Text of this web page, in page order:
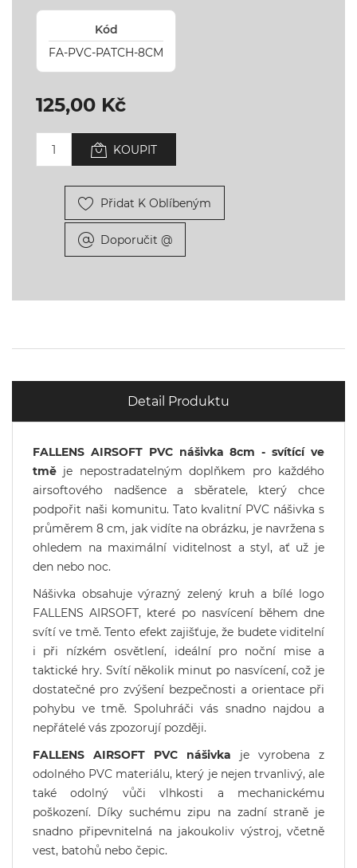
Kód
FA-PVC-PATCH-8CM
125,00 Kč
KOUPIT
Přidat K Oblíbeným
Doporučit @
Detail Produktu
FALLENS AIRSOFT PVC nášivka 8cm - svítící ve
tmě je nepostradatelným doplňkem pro každého
airsoftového nadšence a sběratele, který chce
podpořit naši komunitu. Tato kvalitní PVC nášivka s
průměrem 8 cm, jak vidíte na obrázku, je navržena s
ohledem na maximální viditelnost a styl, ať už je
den nebo noc.
Nášivka obsahuje výrazný zelený kruh a bílé logo
FALLENS AIRSOFT, které po nasvícení během dne
svítí ve tmě. Tento efekt zajišťuje, že budete viditelní
i při nízkém osvětlení, ideální pro noční mise a
taktické hry. Svítí několik minut po nasvícení, což je
dostatečné pro zvýšení bezpečnosti a orientace při
pohybu ve tmě. Spoluhráči vás snadno najdou a
nepřátelé vás zpozorují později.
FALLENS AIRSOFT PVC nášivka je vyrobena z
odolného PVC materiálu, který je nejen trvanlivý, ale
také odolný vůči vlhkosti a mechanickému
poškození. Díky suchému zipu na zadní straně je
snadno připevnitelná na jakoukoliv výstroj, včetně
vest, batohů nebo čepic.